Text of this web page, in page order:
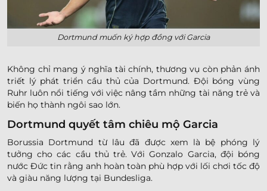
Dortmund muốn ký hợp đồng với Garcia
Không chỉ mang ý nghĩa tài chính, thương vụ còn phản ánh
triết lý phát triển cầu thủ của Dortmund. Đội bóng vùng
Ruhr luôn nổi tiếng với việc nâng tầm những tài năng trẻ và
biến họ thành ngôi sao lớn.
Dortmund quyết tâm chiêu mộ Garcia
Borussia Dortmund từ lâu đã được xem là bệ phóng lý
tưởng cho các cầu thủ trẻ. Với Gonzalo Garcia, đội bóng
nước Đức tin rằng anh hoàn toàn phù hợp với lối chơi tốc độ
và giàu năng lượng tại Bundesliga.